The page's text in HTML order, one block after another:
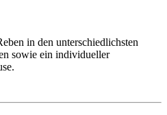
in den unterschiedlichsten
sowie ein individueller